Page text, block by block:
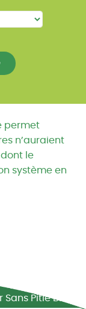
permet
n’auraient
dont le
système en
vivantes
Pitié BP